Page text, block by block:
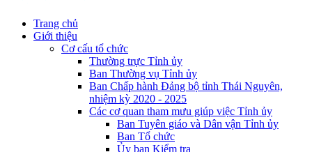
Trang chủ
Giới thiệu
Cơ cấu tổ chức
Thường trực Tỉnh ủy
Ban Thường vụ Tỉnh ủy
Ban Chấp hành Đảng bộ tỉnh Thái Nguyên,
nhiệm kỳ 2020 - 2025
Các cơ quan tham mưu giúp việc Tỉnh ủy
Ban Tuyên giáo và Dân vận Tỉnh ủy
Ban Tổ chức
Ủy ban Kiểm tra